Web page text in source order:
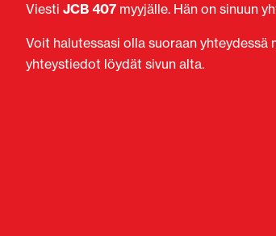
Viesti JCB 407 myyjälle. Hän on sinuun
Voit halutessasi olla suoraan yhteydessä
yhteystiedot löydät sivun alta.